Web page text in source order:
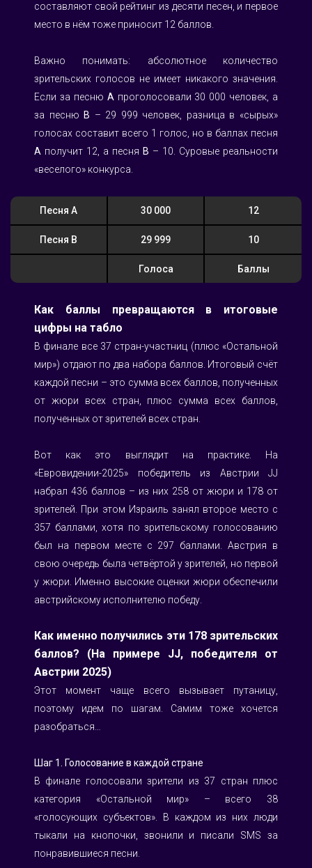
составляют свой рейтинг из десяти песен, и первое
место в нём тоже приносит 12 баллов.
Важно понимать: абсолютное количество
зрительских голосов не имеет никакого значения.
Если за песню A проголосовали 30 000 человек, а
за песню B – 29 999 человек, разница в «сырых»
A получит 12, а песня B – 10. Суровые реальности
«веселого» конкурса.
Песня А 30 000 12
Песня B 29 999 10
Голоса Баллы
Как баллы превращаются в итоговые
цифры на табло
В финале все 37 стран-участниц (плюс «Остальной
мир») отдают по два набора баллов. Итоговый счёт
каждой песни – это сумма всех баллов, полученных
от жюри всех стран, плюс сумма всех баллов,
полученных от зрителей всех стран.
Вот как это выглядит на практике. На
«Евровидении-2025» победитель из Австрии JJ
набрал 436 баллов – из них 258 от жюри и 178 от
зрителей. При этом Израиль занял второе место с
357 баллами, хотя по зрительскому голосованию
был на первом месте с 297 баллами. Австрия в
свою очередь была четвёртой у зрителей, но первой
у жюри. Именно высокие оценки жюри обеспечили
австрийскому исполнителю победу.
Как именно получились эти 178 зрительских
баллов? (На примере JJ, победителя от
Австрии 2025)
Этот момент чаще всего вызывает путаницу,
поэтому идем по шагам. Самим тоже хочется
разобраться…
Шаг 1. Голосование в каждой стране
В финале голосовали зрители из 37 стран плюс
категория «Остальной мир» – всего 38
«голосующих субъектов». В каждом из них люди
тыкали на кнопочки, звонили и писали SMS за
понравившиеся песни.